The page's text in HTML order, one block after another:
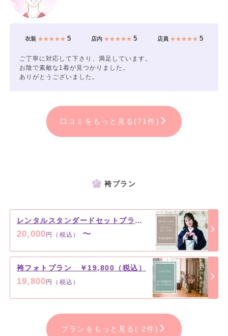
衣装★★★★★ 5 店内★★★★★ 5 店員 ★★★★★5
ご丁寧に対応して下さり、満足しています。
お陰で素敵な1着が見つかりました。
ありがとうございました。
口コミをもっと見る(71件)
袴プラン
レンタルスタンダードセットプラン ￥20,000（税込）～
20,000円（税込） 〜
袴フォトプラン ￥19,800（税込）
19,800円（税込）
プランをもっと見る( 2件)